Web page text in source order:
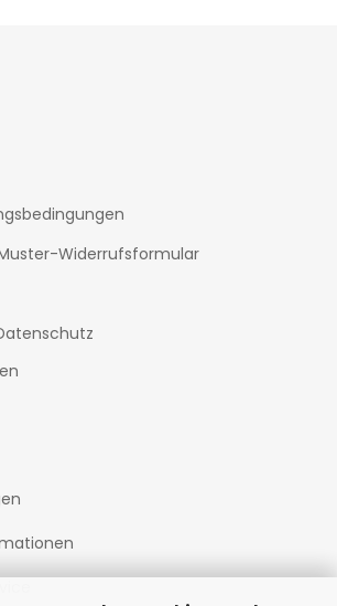
Widerrufsformular